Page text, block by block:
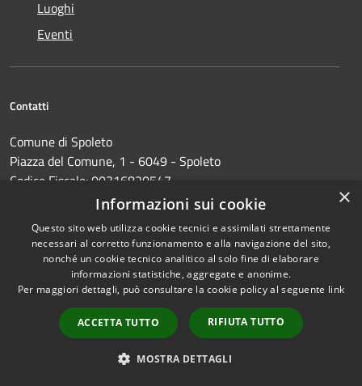
Luoghi
Eventi
Contatti
Comune di Spoleto
Piazza del Comune, 1 - 6049 - Spoleto
Codice Fiscale: 00316820547
Partita IVA: 00315600544
IBAN: IT 11 C 03440 21800 000000012038
comune.spoleto@postacert.umbria.it
Centralino Unico: 0743 2181
×
Informazioni sui cookie
Questo sito web utilizza cookie tecnici e assimilati strettamente
necessari al corretto funzionamento e alla navigazione del sito,
nonché un cookie tecnico analitico al solo fine di elaborare
informazioni statistiche, aggregate e anonime.
Per maggiori dettagli, può consultare la cookie policy al seguente link
ACCETTA TUTTO RIFIUTA TUTTO
MOSTRA DETTAGLI